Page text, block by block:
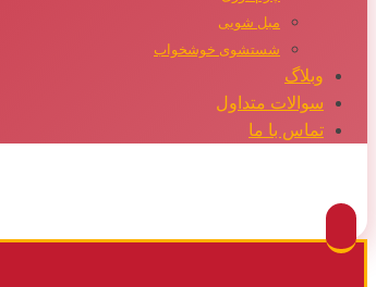
مبل شویی
شستشوی خوشخواب
وبلاگ
سوالات متداول
تماس با ما